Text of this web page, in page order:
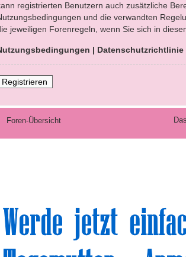
registrierten Benutzern auch zusätzliche
und die verwandten
jeweiligen Forenregeln, wenn Sie sich in
| Datenschutzrichtlinie
Registrieren
Foren-Übersicht